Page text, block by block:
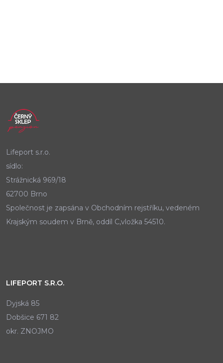
Lifeport s.r.o.
sídlo:
Strážnická 969/18
62700 Brno
Společnost je zapsána v Obchodním rejstříku, vedeném
Krajským soudem v Brně, oddíl C,vložka 54510.
LIFEPORT S.R.O.
Dyjská 85
Dobšice 671 82
okr. ZNOJMO